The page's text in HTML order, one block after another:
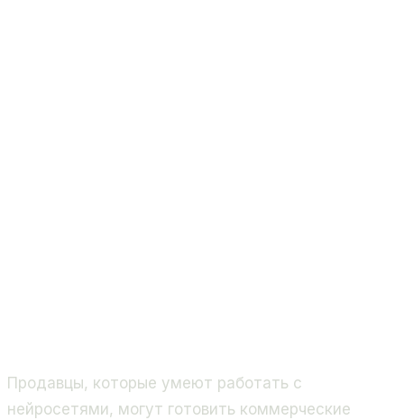
Продавцы, которые умеют работать с
нейросетями, могут готовить коммерческие